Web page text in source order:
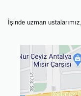
İşinde uzman